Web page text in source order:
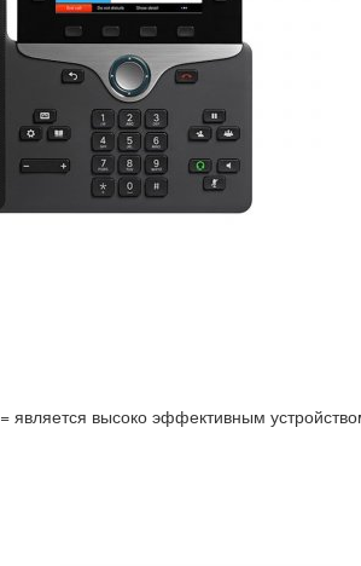
является высоко эффективным